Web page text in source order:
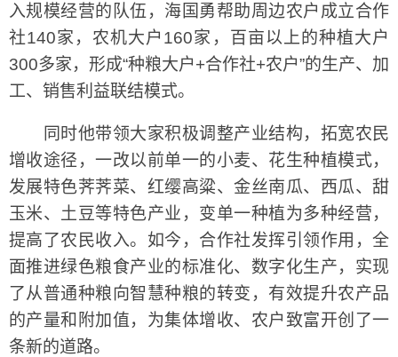
入规模经营的队伍，海国勇帮助周边农户成立合作
社140家，农机大户160家，百亩以上的种植大户
300多家，形成“种粮大户+合作社+农户”的生产、加
工、销售利益联结模式。
同时他带领大家积极调整产业结构，拓宽农民
增收途径，一改以前单一的小麦、花生种植模式，
发展特色荠荠菜、红缨高粱、金丝南瓜、西瓜、甜
玉米、土豆等特色产业，变单一种植为多种经营，
提高了农民收入。如今，合作社发挥引领作用，全
面推进绿色粮食产业的标准化、数字化生产，实现
了从普通种粮向智慧种粮的转变，有效提升农产品
的产量和附加值，为集体增收、农户致富开创了一
条新的道路。